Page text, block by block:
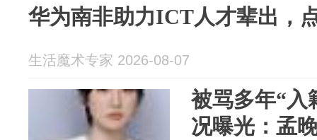
华为南非助力ICT人才辈出，
生活魔术专家 2026-08-07
被骂多年“入
况曝光：孟